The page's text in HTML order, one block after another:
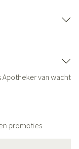
Apotheker van wacht
promoties